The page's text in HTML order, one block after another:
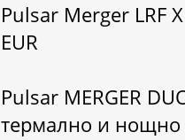
Pulsar Merger LRF
EUR
Pulsar MERGER
термално и нощно